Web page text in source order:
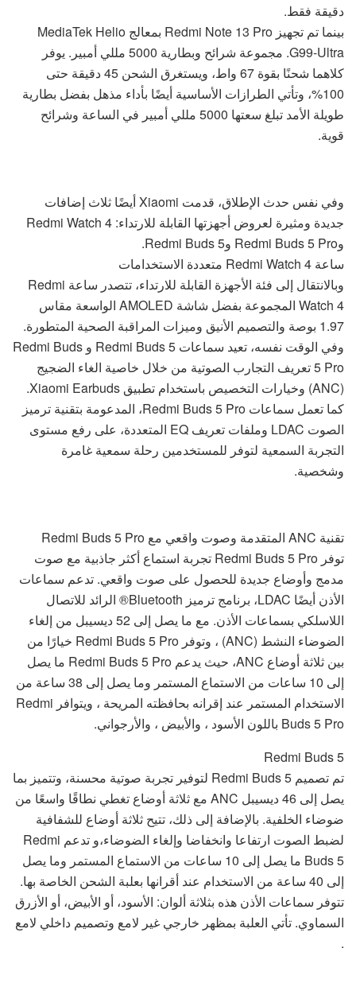
دقيقة فقط.
بينما تم تجهيز Redmi Note 13 Pro بمعالج MediaTek Helio
G99-Ultra. مجموعة شرائح وبطارية 5000 مللي أمبير. يوفر
كلاهما شحنًا بقوة 67 واط، ويستغرق الشحن 45 دقيقة حتى
100%، وتأتي الطرازات الأساسية أيضًا بأداء مذهل بفضل بطارية
طويلة الأمد تبلغ سعتها 5000 مللي أمبير في الساعة وشرائح
قوية.
وفي نفس حدث الإطلاق، قدمت Xiaomi أيضًا ثلاث إضافات
جديدة ومثيرة لعروض أجهزتها القابلة للارتداء: Redmi Watch 4
وRedmi Buds 5 Pro وRedmi Buds 5.
ساعة Redmi Watch 4 متعددة الاستخدامات
وبالانتقال إلى فئة الأجهزة القابلة للارتداء، تتصدر ساعة Redmi
Watch 4 المجموعة بفضل شاشة AMOLED الواسعة مقاس
1.97 بوصة والتصميم الأنيق وميزات المراقبة الصحية المتطورة.
وفي الوقت نفسه، تعيد سماعات Redmi Buds 5 و Redmi Buds
5 Pro تعريف التجارب الصوتية من خلال خاصية الغاء الضجيج
(ANC) وخيارات التخصيص باستخدام تطبيق Xiaomi Earbuds.
كما تعمل سماعات Redmi Buds 5 Pro، المدعومة بتقنية ترميز
الصوت LDAC وملفات تعريف EQ المتعددة، على رفع مستوى
التجربة السمعية لتوفر للمستخدمين رحلة سمعية غامرة
وشخصية.
تقنية ANC المتقدمة وصوت واقعي مع Redmi Buds 5 Pro
توفر Redmi Buds 5 Pro تجربة استماع أكثر جاذبية مع صوت
مدمج وأوضاع جديدة للحصول على صوت واقعي. تدعم سماعات
الأذن أيضًا LDAC، برنامج ترميز Bluetooth® الرائد للاتصال
اللاسلكي بسماعات الأذن. مع ما يصل إلى 52 ديسيبل من إلغاء
الضوضاء النشط (ANC) ، وتوفر Redmi Buds 5 Pro خيارًا من
بين ثلاثة أوضاع ANC، حيث يدعم Redmi Buds 5 Pro ما يصل
إلى 10 ساعات من الاستماع المستمر وما يصل إلى 38 ساعة من
الاستخدام المستمر عند إقرانه بحافظته المريحة ، ويتوافر Redmi
Buds 5 Pro باللون الأسود ، والأبيض ، والأرجواني.
Redmi Buds 5
تم تصميم Redmi Buds 5 لتوفير تجربة صوتية محسنة، وتتميز بما
يصل إلى 46 ديسيبل ANC مع ثلاثة أوضاع تغطي نطاقًا واسعًا من
ضوضاء الخلفية. بالإضافة إلى ذلك، تتيح ثلاثة أوضاع للشفافية
لضبط الصوت ارتفاعا وانخفاضا وإلغاء الضوضاء،و تدعم Redmi
Buds 5 ما يصل إلى 10 ساعات من الاستماع المستمر وما يصل
إلى 40 ساعة من الاستخدام عند أقرانها بعلبة الشحن الخاصة بها.
تتوفر سماعات الأذن هذه بثلاثة ألوان: الأسود، أو الأبيض، أو الأزرق
السماوي. تأتي العلبة بمظهر خارجي غير لامع وتصميم داخلي لامع
.